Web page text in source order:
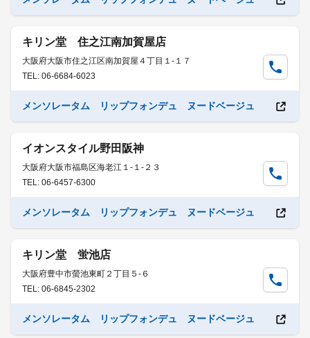
キリン堂 住之江南加賀屋店
大阪府大阪市住之江区南加賀屋４丁目１-１７
TEL: 06-6684-6023
メンソレータム リップフォンデュ ヌードベージュ
イオンスタイル野田阪神
大阪府大阪市福島区海老江１-１-２３
TEL: 06-6457-6300
メンソレータム リップフォンデュ ヌードベージュ
キリン堂 蛍池店
大阪府豊中市螢池東町２丁目５-６
TEL: 06-6845-2302
メンソレータム リップフォンデュ ヌードベージュ